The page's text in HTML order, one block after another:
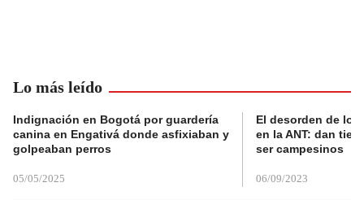
Lo más leído
Indignación en Bogotá por guardería
canina en Engativá donde asfixiaban y
golpeaban perros
05/05/2025
El desorden de
en la ANT: dan
ser campesinos
06/09/2023